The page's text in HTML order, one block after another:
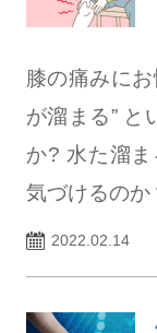
膝の痛みに
が溜まる” と
か? 水た溜
気づけるのか
2022.02.14